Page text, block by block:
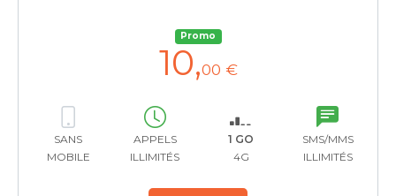
Promo
10,00 €
SANS
MOBILE
APPELS
ILLIMITÉS
1 GO
4G
SMS/MMS
ILLIMITÉS